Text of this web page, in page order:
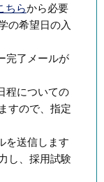
ちらから必要
の希望日の入
完了メールが
程についての
すので、指定
を送信します
し、採用試験